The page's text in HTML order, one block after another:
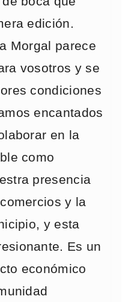
edición.
Morgal parece
vosotros y se
condiciones
encantados
en la
como
presencia
y la
y esta
Es un
económico